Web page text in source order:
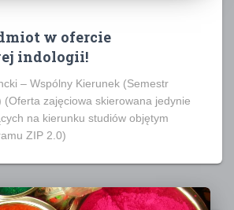
w ofercie
indologii!
– Wspólny Kierunek (Semestr
(Oferta zajęciowa skierowana jedynie
na kierunku studiów objętym
ZIP 2.0)